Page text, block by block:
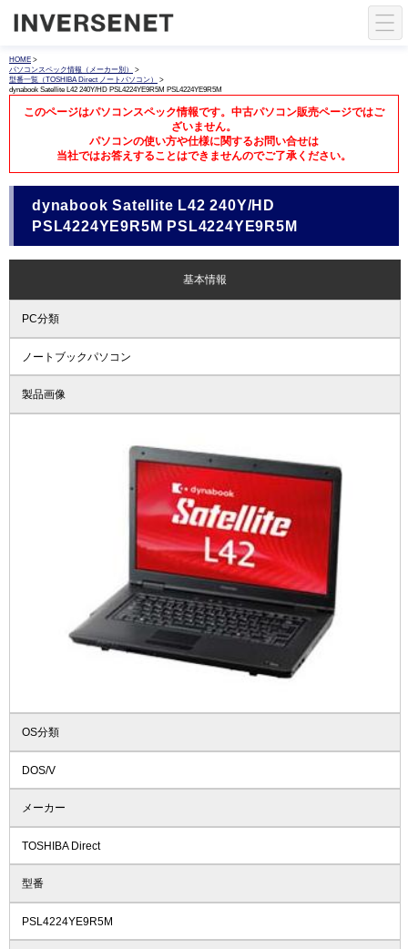
HOME >
パソコンスペック情報（メーカー別）
>
型番一覧（TOSHIBA Direct ノートパソコン）
>
dynabook Satellite L42 240Y/HD PSL4224YE9R5M PSL4224YE9R5M
このページはパソコンスペック情報です。中古パソコン販売ページではご
ざいません。
パソコンの使い方や仕様に関するお問い合せは
当社ではお答えすることはできませんのでご了承ください。
dynabook Satellite L42 240Y/HD
PSL4224YE9R5M PSL4224YE9R5M
基本情報
PC分類
ノートブックパソコン
製品画像
OS分類
DOS/V
メーカー
TOSHIBA Direct
型番
PSL4224YE9R5M